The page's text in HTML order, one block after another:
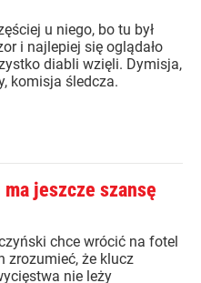
u niego, bo tu był
i najlepiej się oglądało
diabli wzięli. Dymisja,
komisja śledcza.
jeszcze szansę
chce wrócić na fotel
zrozumieć, że klucz
nie leży